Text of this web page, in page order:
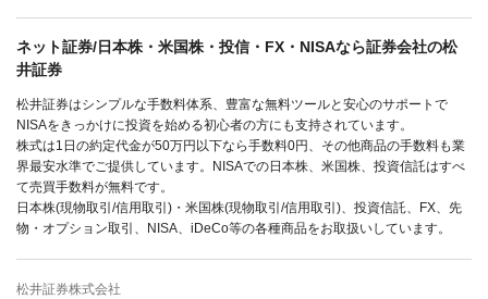
ネット証券/日本株・米国株・投信・FX・NISAなら証券会社の松
井証券
松井証券はシンプルな手数料体系、豊富な無料ツールと安心のサポートで
NISAをきっかけに投資を始める初心者の方にも支持されています。
株式は1日の約定代金が50万円以下なら手数料0円、その他商品の手数料も業
界最安水準でご提供しています。NISAでの日本株、米国株、投資信託はすべ
て売買手数料が無料です。
日本株(現物取引/信用取引)・米国株(現物取引/信用取引)、投資信託、FX、先
物・オプション取引、NISA、iDeCo等の各種商品をお取扱いしています。
松井証券株式会社